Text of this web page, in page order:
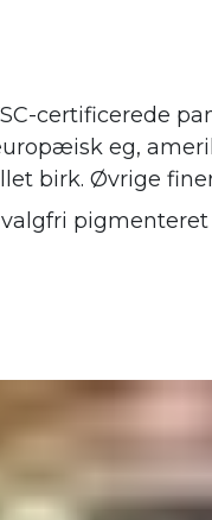
certificerede
eg,
birk. Øvrige
pigmenteret